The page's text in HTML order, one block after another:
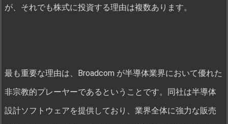
が、それでも株式に投資する理由は複数あります。
最も重要な理由は、Broadcom が半導体業界において優れた
非宗教的プレーヤーであるということです。同社は半導体
設計ソフトウェアを提供しており、業界全体に強力な販売